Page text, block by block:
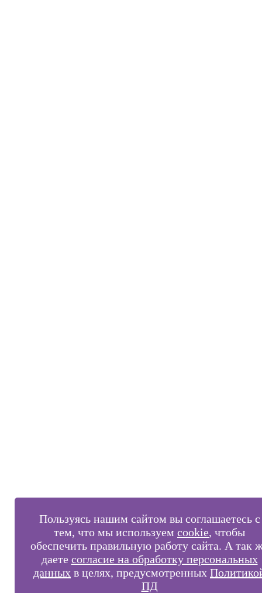
Пользуясь нашим сайтом вы соглашаетесь с
тем, что мы используем cookie, чтобы
обеспечить правильную работу сайта. А так
даете согласие на обработку персональных
данных в целях, предусмотренных
ПД